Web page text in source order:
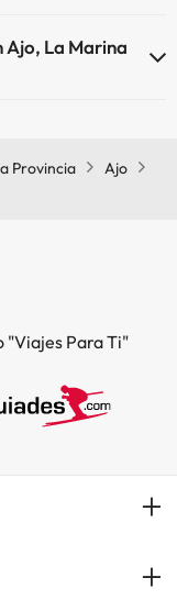
Ajo, La Marina
Provincia
Ajo
"Viajes Para Ti"